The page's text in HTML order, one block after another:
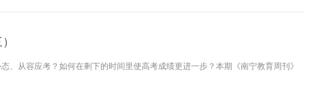
从容应考？如何在剩下的时间里使高考成绩更进一步？本期《南宁教育周刊》